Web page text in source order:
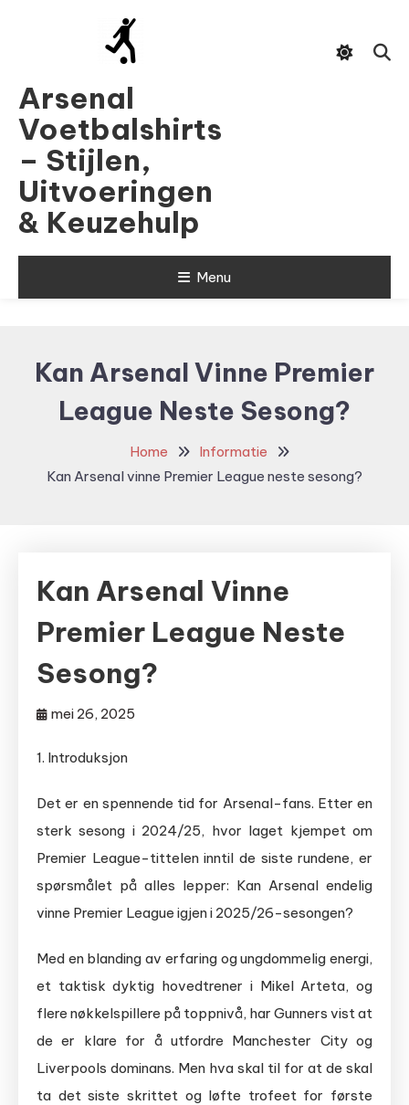
Arsenal
Voetbalshirts
– Stijlen,
Uitvoeringen
& Keuzehulp
Menu
Kan Arsenal Vinne Premier
League Neste Sesong?
Home
Informatie
Kan Arsenal vinne Premier League neste sesong?
Kan Arsenal Vinne
Premier League Neste
Sesong?
mei 26, 2025
1. Introduksjon
Det er en spennende tid for Arsenal-fans. Etter en
sterk sesong i 2024/25, hvor laget kjempet om
Premier League-tittelen inntil de siste rundene, er
spørsmålet på alles lepper: Kan Arsenal endelig
vinne Premier League igjen i 2025/26-sesongen?
Med en blanding av erfaring og ungdommelig energi,
et taktisk dyktig hovedtrener i Mikel Arteta, og
flere nøkkelspillere på toppnivå, har Gunners vist at
de er klare for å utfordre Manchester City og
Liverpools dominans. Men hva skal til for at de skal
ta det siste skrittet og løfte trofeet for første